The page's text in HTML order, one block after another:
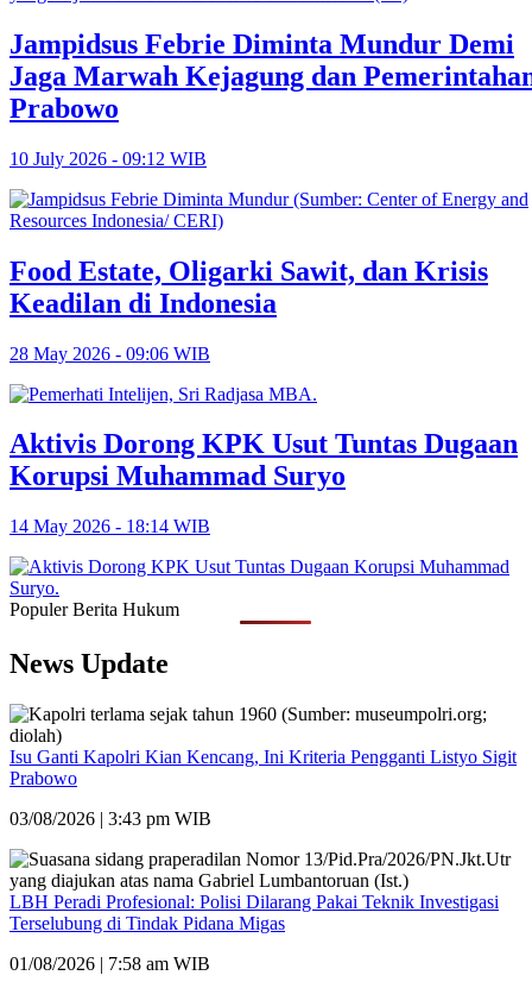
Jampidsus Febrie Diminta Mundur Demi
Jaga Marwah Kejagung dan
Prabowo
10 July 2026 - 09:12 WIB
Food Estate, Oligarki Sawit, dan Krisis
Keadilan di Indonesia
28 May 2026 - 09:06 WIB
Aktivis Dorong KPK Usut Tuntas Dugaan
Korupsi Muhammad Suryo
14 May 2026 - 18:14 WIB
Populer Berita Hukum
News Update
Isu Ganti Kapolri Kian Kencang, Ini Kriteria Pengganti Listyo Sigit
Prabowo
03/08/2026 | 3:43 pm WIB
LBH Peradi Profesional: Polisi Dilarang Pakai Teknik Investigasi
Terselubung di Tindak Pidana Migas
01/08/2026 | 7:58 am WIB